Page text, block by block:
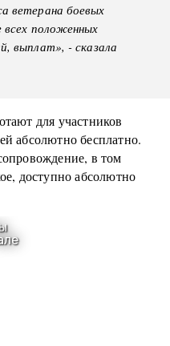
ветерана боевых
всех положенных
выплат», - сказала
для участников
абсолютно бесплатно.
в том
доступно абсолютно